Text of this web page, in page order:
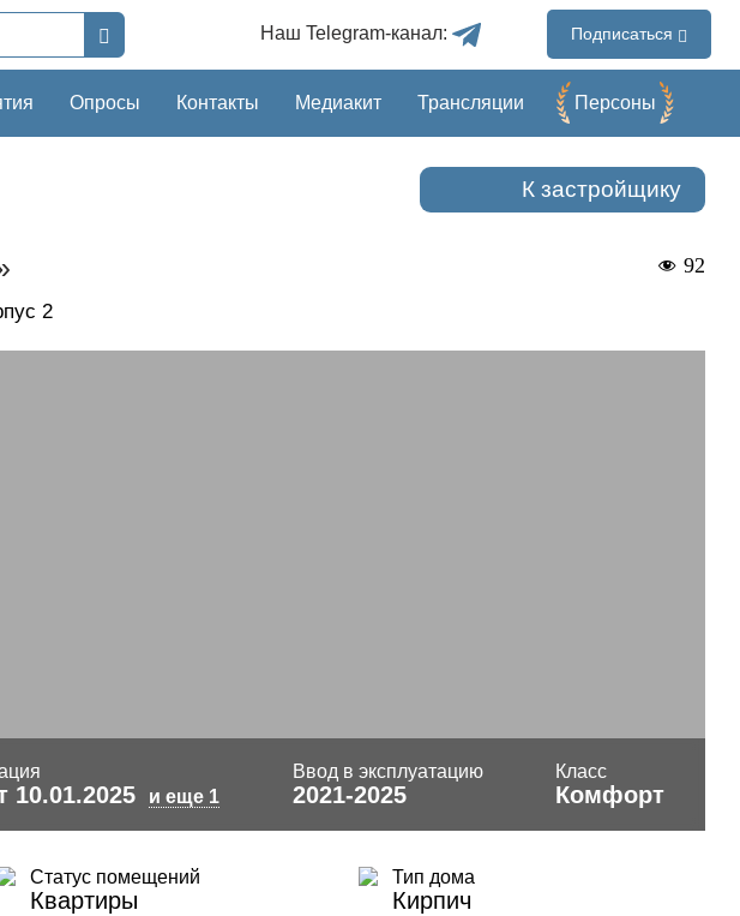
Наш Telegram-канал: Подписаться
Опросы Контакты Медиакит Трансляции Перcоны
К застройщику
92
2
10.01.2025 и еще 1
Ввод в эксплуатацию
2021-2025
Класс
Комфорт
Статус помещений
Квартиры
Тип дома
Кирпич